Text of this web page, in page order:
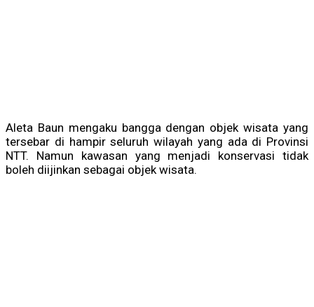
Aleta Baun mengaku bangga dengan objek wisata yang
tersebar di hampir seluruh wilayah yang ada di Provinsi
NTT. Namun kawasan yang menjadi konservasi tidak
boleh diijinkan sebagai objek wisata.